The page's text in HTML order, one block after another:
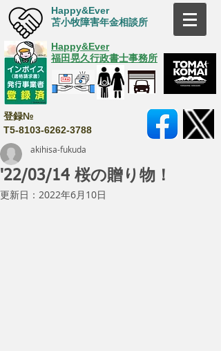
Happy&Ever
苫小牧障害年金相談所
Happy&Ever
福田晃久行政書士事務所
登録№
T5-8103-6262-3788
'22/03/14 桜の贈り物！
akihisa-fukuda
更新日： 2022年6月10日